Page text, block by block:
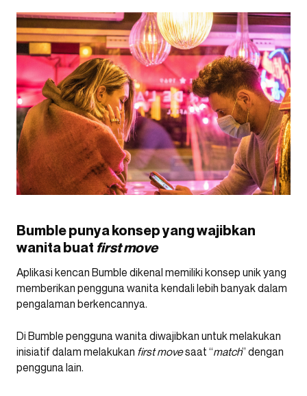
Bumble punya konsep yang wajibkan
wanita buat first move
Aplikasi kencan Bumble dikenal memiliki konsep unik yang
memberikan pengguna wanita kendali lebih banyak dalam
pengalaman berkencannya.
Di Bumble pengguna wanita diwajibkan untuk melakukan
inisiatif dalam melakukan first movesaat “match” dengan
pengguna lain.